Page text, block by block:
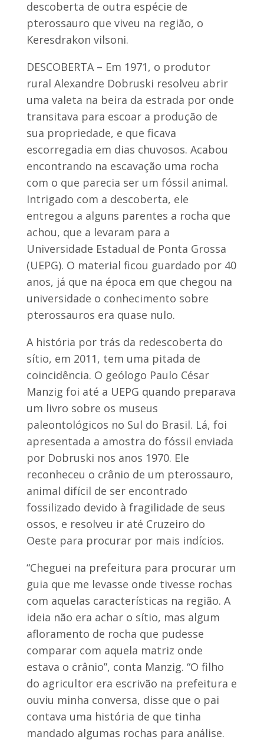
descoberta de outra espécie de
pterossauro que viveu na região, o
Keresdrakon vilsoni.
DESCOBERTA – Em 1971, o produtor
rural Alexandre Dobruski resolveu abrir
uma valeta na beira da estrada por onde
transitava para escoar a produção de
sua propriedade, e que ficava
escorregadia em dias chuvosos. Acabou
encontrando na escavação uma rocha
com o que parecia ser um fóssil animal.
Intrigado com a descoberta, ele
entregou a alguns parentes a rocha que
achou, que a levaram para a
Universidade Estadual de Ponta Grossa
(UEPG). O material ficou guardado por 40
anos, já que na época em que chegou na
universidade o conhecimento sobre
pterossauros era quase nulo.
A história por trás da redescoberta do
sítio, em 2011, tem uma pitada de
coincidência. O geólogo Paulo César
Manzig foi até a UEPG quando preparava
um livro sobre os museus
paleontológicos no Sul do Brasil. Lá, foi
apresentada a amostra do fóssil enviada
por Dobruski nos anos 1970. Ele
reconheceu o crânio de um pterossauro,
animal difícil de ser encontrado
fossilizado devido à fragilidade de seus
ossos, e resolveu ir até Cruzeiro do
Oeste para procurar por mais indícios.
“Cheguei na prefeitura para procurar um
guia que me levasse onde tivesse rochas
com aquelas características na região. A
ideia não era achar o sítio, mas algum
afloramento de rocha que pudesse
comparar com aquela matriz onde
estava o crânio”, conta Manzig. “O filho
do agricultor era escrivão na prefeitura e
ouviu minha conversa, disse que o pai
contava uma história de que tinha
mandado algumas rochas para análise.